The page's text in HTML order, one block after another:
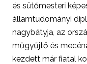
és sütőmesteri
államtudományi
nagybátyja, az
műgyűjtő és
kezdett már fiatal